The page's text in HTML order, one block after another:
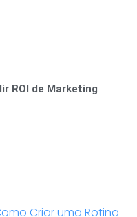
ROI de Marketing